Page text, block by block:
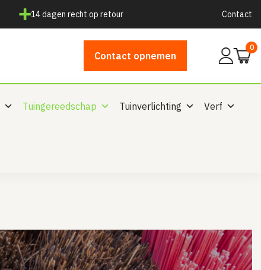
14 dagen recht op retour Contact
Contact opnemen
Mijn
0
Tuingereedschap Tuinverlichting Verf